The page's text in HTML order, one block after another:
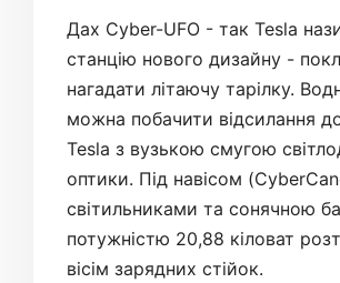
Дах Cyber-UFO - так Tesla
станцію нового дизайну -
нагадати літаючу тарілку.
можна побачити відсилання
Tesla з вузькою смугою
оптики. Під навісом
світильниками та сонячною
потужністю 20,88 кіловат
вісім зарядних стійок.